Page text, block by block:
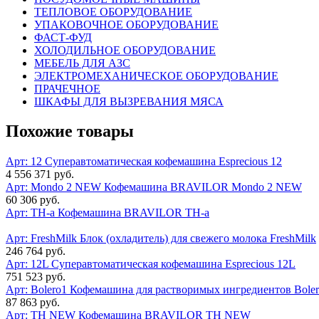
ТЕПЛОВОЕ ОБОРУДОВАНИЕ
УПАКОВОЧНОЕ ОБОРУДОВАНИЕ
ФАСТ-ФУД
ХОЛОДИЛЬНОЕ ОБОРУДОВАНИЕ
МЕБЕЛЬ ДЛЯ АЗС
ЭЛЕКТРОМЕХАНИЧЕСКОЕ ОБОРУДОВАНИЕ
ПРАЧЕЧНОЕ
ШКАФЫ ДЛЯ ВЫЗРЕВАНИЯ МЯСА
Похожие товары
Арт: 12 Суперавтоматическая кофемашина Esprecious 12
4 556 371 руб.
Арт: Mondo 2 NEW Кофемашина BRAVILOR Mondo 2 NEW
60 306 руб.
Арт: ТН-a Кофемашина BRAVILOR ТН-a
Арт: FreshMilk Блок (охладитель) для свежего молока FreshMilk
246 764 руб.
Арт: 12L Суперавтоматическая кофемашина Esprecious 12L
751 523 руб.
Арт: Bolero1 Кофемашина для растворимых ингредиентов
87 863 руб.
Арт: ТН NEW Кофемашина BRAVILOR ТН NEW